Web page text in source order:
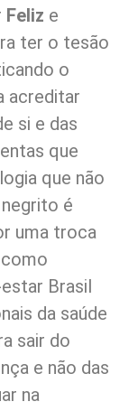
Feliz e
ter o tesão
o
acreditar
si e das
que
que não
é
uma troca
Brasil
da saúde
sair do
e não das
na